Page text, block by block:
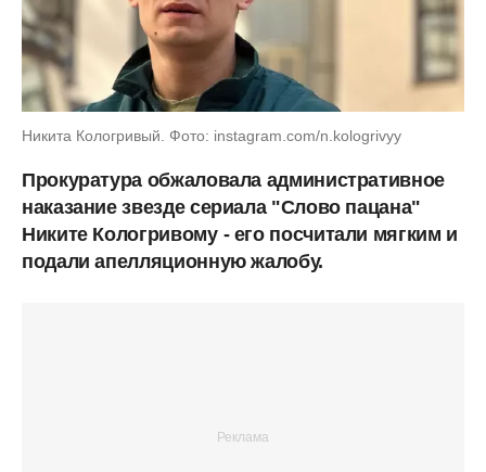
Никита Кологривый. Фото: instagram.com/n.kologrivyy
Прокуратура обжаловала административное
наказание звезде сериала "Слово пацана"
Никите Кологривому - его посчитали мягким и
подали апелляционную жалобу.